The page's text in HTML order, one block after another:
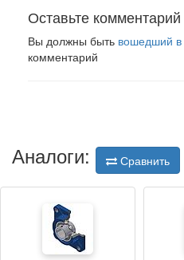
Оставьте комментарий
Вы должны быть вошедший в
комментарий
Аналоги: Сравнить